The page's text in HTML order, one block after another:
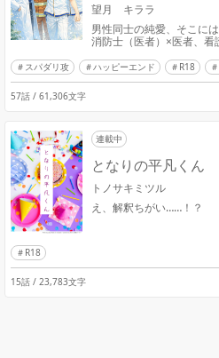
望月 キララ
男性同士の純愛、そこに
消防士（医者）×医者、
スパダリ攻 ハッピーエンド R18
57話 / 61,306文字
連載中
となりの平凡くん
トノサキミツル
え、解釈ちがい……！？
R18
15話 / 23,783文字